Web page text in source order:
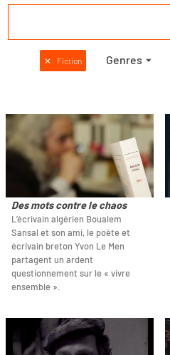
✕ Fiction Genres
Des mots contre le chaos
L’écrivain algérien Boualem
Sansal et son ami, le poète et
écrivain breton Yvon Le Men
partagent un ardent
questionnement sur le « vivre
ensemble ».